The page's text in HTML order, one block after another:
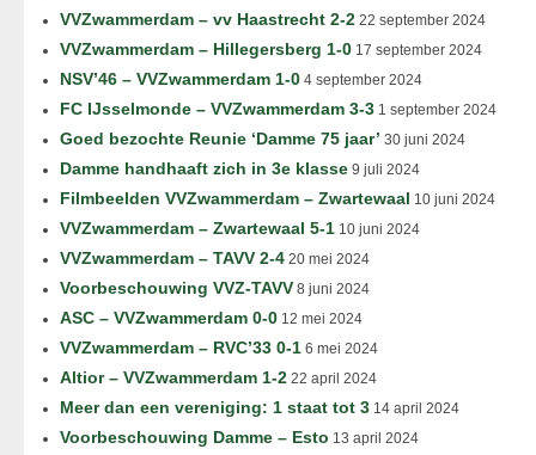
VVZwammerdam – vv Haastrecht 2-2 22 september 2024
VVZwammerdam – Hillegersberg 1-0 17 september 2024
NSV’46 – VVZwammerdam 1-0 4 september 2024
FC IJsselmonde – VVZwammerdam 3-3 1 september 2024
Goed bezochte Reunie ‘Damme 75 jaar’ 30 juni 2024
Damme handhaaft zich in 3e klasse 9 juli 2024
Filmbeelden VVZwammerdam – Zwartewaal 10 juni 2024
VVZwammerdam – Zwartewaal 5-1 10 juni 2024
VVZwammerdam – TAVV 2-4 20 mei 2024
Voorbeschouwing VVZ-TAVV 8 juni 2024
ASC – VVZwammerdam 0-0 12 mei 2024
VVZwammerdam – RVC’33 0-1 6 mei 2024
Altior – VVZwammerdam 1-2 22 april 2024
Meer dan een vereniging: 1 staat tot 3 14 april 2024
Voorbeschouwing Damme – Esto 13 april 2024